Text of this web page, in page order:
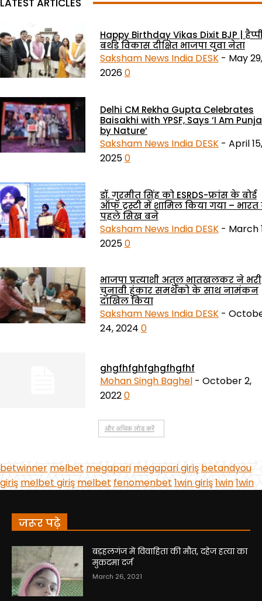
जरूर पढ़े
बड़हलगंज में विवाहिता की मौत, दहेज हत्या का
मुकदमा दर्ज
March 26, 2021